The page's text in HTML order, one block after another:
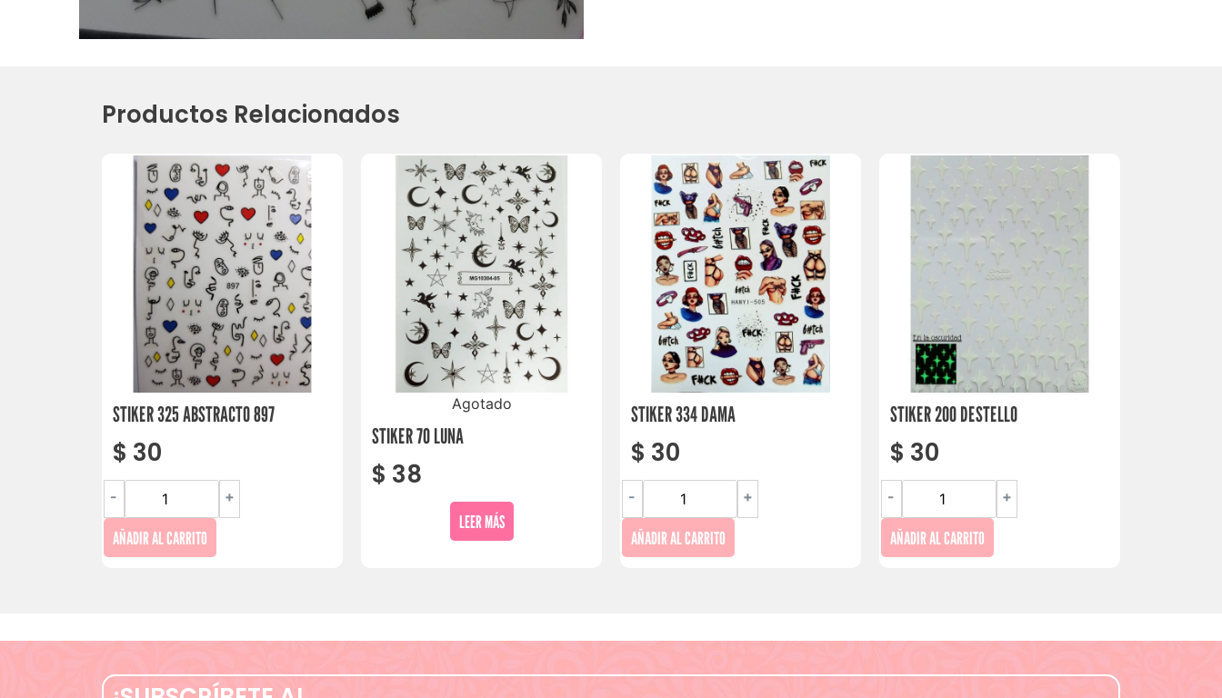
Productos Relacionados
STIKER 325 ABSTRACTO 897
$ 30
- +
AÑADIR AL CARRITO
Agotado
STIKER 70 LUNA
$ 38
LEER MÁS
STIKER 334 DAMA
$ 30
- +
AÑADIR AL CARRITO
STIKER 200 DESTELLO
$ 30
- +
AÑADIR AL CARRITO